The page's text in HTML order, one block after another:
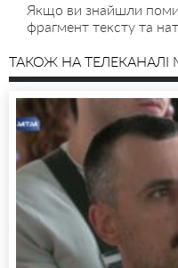
Якщо ви знайшли
фрагмент тексту та
ТАКОЖ НА ТЕЛЕКАНАЛІ